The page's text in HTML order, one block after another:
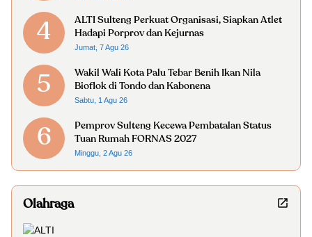
4
ALTI Sulteng Perkuat Organisasi, Siapkan Atlet
Hadapi Porprov dan Kejurnas
Jumat, 7 Agu 26
5
Wakil Wali Kota Palu Tebar Benih Ikan Nila
Bioflok di Tondo dan Kabonena
Sabtu, 1 Agu 26
6
Pemprov Sulteng Kecewa Pembatalan Status
Tuan Rumah FORNAS 2027
Minggu, 2 Agu 26
Olahraga